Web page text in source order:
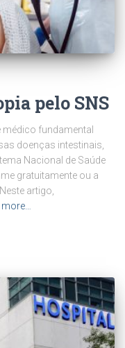
pelo SNS
fundamental
doenças intestinais,
Nacional de Saúde
gratuitamente ou a
artigo,